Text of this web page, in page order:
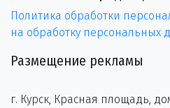
Политика обработки
на обработку персональных
Размещение рекламы
г. Курск, Красная площадь,